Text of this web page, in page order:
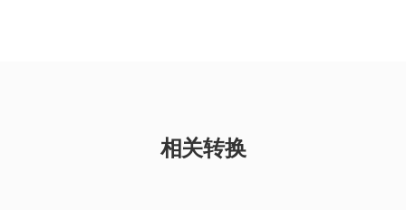
相关转换